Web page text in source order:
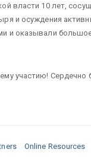
власти 10 лет,
и осуждения
и оказывали
участию! Сердечно
Online Resources